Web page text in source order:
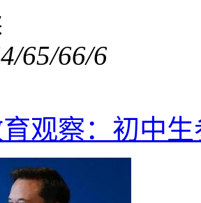
4/65/66/6
观察：初中